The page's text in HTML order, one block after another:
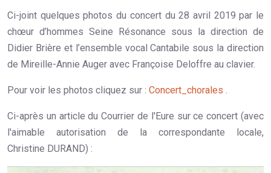
Ci-joint quelques photos du concert du 28 avril 2019 par le
chœur d’hommes Seine Résonance sous la direction de
Didier Brière et l’ensemble vocal Cantabile sous la direction
de Mireille-Annie Auger avec Françoise Deloffre au clavier.
Pour voir les photos cliquez sur : Concert_chorales .
Ci-après un article du Courrier de l'Eure sur ce concert (avec
l'aimable autorisation de la correspondante locale,
Christine DURAND) :